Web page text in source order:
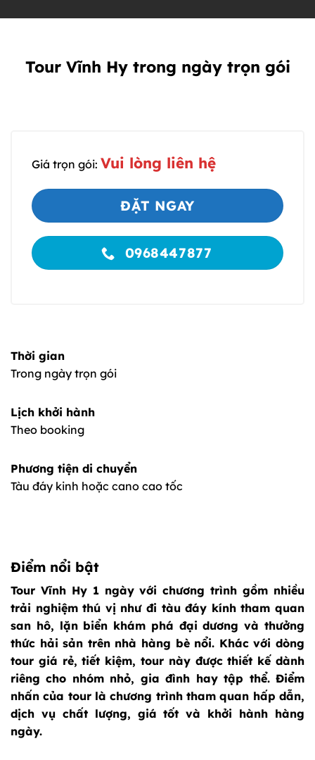
Tour Vĩnh Hy trong ngày trọn gói
Giá trọn gói: Vui lòng liên hệ
ĐẶT NGAY
0968447877
Thời gian
Trong ngày trọn gói
Lịch khởi hành
Theo booking
Phương tiện di chuyển
Tàu đáy kinh hoặc cano cao tốc
Điểm nổi bật
Tour Vĩnh Hy 1 ngày với chương trình gồm nhiều
trải nghiệm thú vị như đi tàu đáy kính tham quan
san hô, lặn biển khám phá đại dương và thưởng
thức hải sản trên nhà hàng bè nổi. Khác với dòng
tour giá rẻ, tiết kiệm, tour này được thiết kế dành
riêng cho nhóm nhỏ, gia đình hay tập thể. Điểm
nhấn của tour là chương trình tham quan hấp dẫn,
dịch vụ chất lượng, giá tốt và khởi hành hàng
ngày.